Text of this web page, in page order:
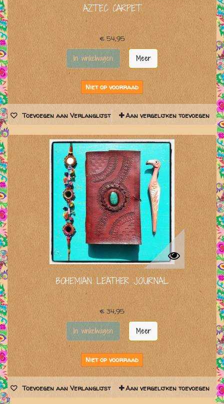
AZTEC CARPET
€ 54,95
In winkelwagen Meer
Niet op voorraad
Toevoegen aan Verlanglijst Aan vergelijken toevoegen
BOHEMIAN LEATHER JOURNAL
€ 34,95
In winkelwagen Meer
Niet op voorraad
Toevoegen aan Verlanglijst Aan vergelijken toevoegen